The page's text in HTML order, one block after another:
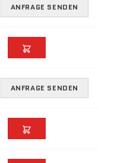
ANFRAGE SENDEN
ANFRAGE SENDEN